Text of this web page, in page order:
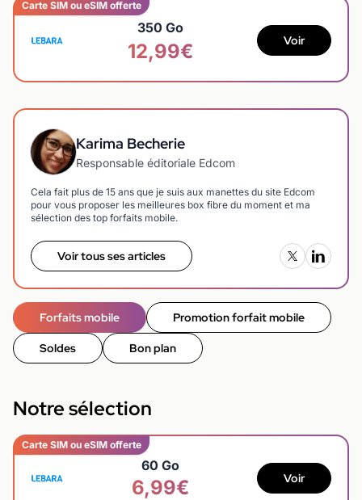
Carte SIM ou eSIM offerte
350 Go
12,99€ Voir
Karima Becherie
Responsable éditoriale Edcom
Cela fait plus de 15 ans que je suis aux manettes du site Edcom
pour vous proposer les meilleures box fibre du moment et ma
sélection des top forfaits mobile.
Voir tous ses articles
Forfaits mobile Promotion forfait mobile
Soldes Bon plan
Notre sélection
Carte SIM ou eSIM offerte
60 Go
6,99€ Voir